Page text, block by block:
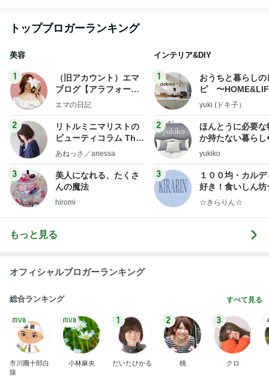
トップブロガーランキング
美容
1
（旧アカウント）エマ
ブログ【アラフォー会
社売却セカンドライ
エマの日記
2
リトルミニマリストの
ビューティコラム The
little minimalist's bea
uty colum
あねっさ／anessa
3
美人になれる、たくさ
んの魔法
hiromi
インテリア&DIY
1
おうちと暮らしの
ピ 〜
yuki (ドキ子）
2
ほんとうに必要な
か持たない暮ら
ep Life Simple◆
ンテリアのきろく
yukiko
3
１００均・カルデ
好き！食いしん
らりん☆のブログ
☆きらりん☆
もっと見る
オフィシャルブロガーランキング
総合ランキング すべて見る
市川團十郎白
猿
小林麻央
1
だいたひかる
2
桃
3
クロ